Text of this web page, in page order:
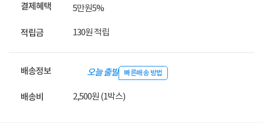
결제혜택 5만원5%
적립금 130원 적립
배송정보 오늘 출발 빠른배송 방법
배송비 2,500원 (1박스)